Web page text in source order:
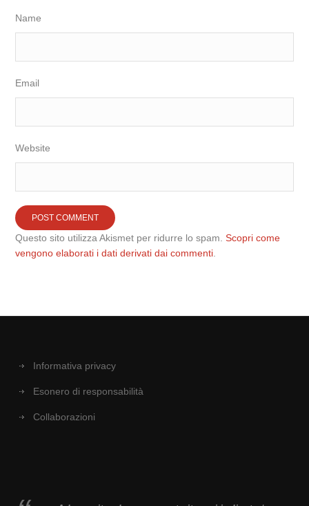
Name
Email
Website
Questo sito utilizza Akismet per ridurre lo spam.Scopri come
vengono elaborati i dati derivati dai commenti
Informativa privacy
Esonero di responsabilità
Collaborazioni